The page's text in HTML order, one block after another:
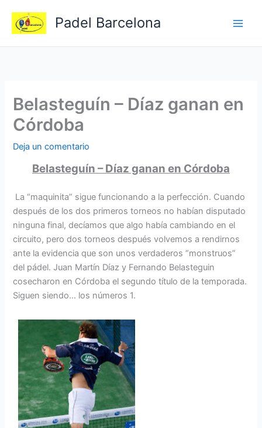
contenido
Padel Barcelona
Belasteguín – Díaz ganan en
Córdoba
Deja un comentario
Belasteguín – Díaz ganan en Córdoba
La “maquinita” sigue funcionando a la perfección. Cuando
después de los dos primeros torneos no habían disputado
ninguna final, decíamos que algo había cambiando en el
circuito, pero dos torneos después volvemos a rendirnos
ante la evidencia que son unos verdaderos “monstruos”
del pádel. Juan Martín Díaz y Fernando Belasteguin
cosecharon en Córdoba el segundo título de la temporada.
Siguen siendo… los números 1.